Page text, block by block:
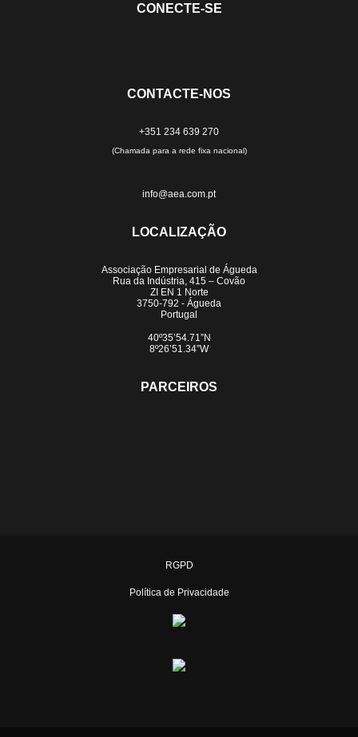
CONECTE-SE
CONTACTE-NOS
+351 234 639 270
(Chamada para a rede fixa nacional)
info@aea.com.pt
LOCALIZAÇÃO
Associação Empresarial de Águeda
Rua da Indústria, 415 – Covão
ZI EN 1 Norte
3750-792 - Águeda
Portugal
40º35’54.71”N
8º26’51.34”W
PARCEIROS
RGPD
Política de Privacidade